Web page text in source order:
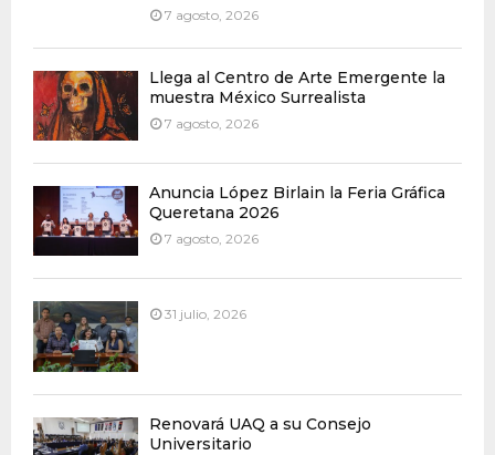
7 agosto, 2026
Llega al Centro de Arte Emergente la
muestra México Surrealista
7 agosto, 2026
Anuncia López Birlain la Feria Gráfica
Queretana 2026
7 agosto, 2026
31 julio, 2026
Renovará UAQ a su Consejo
Universitario